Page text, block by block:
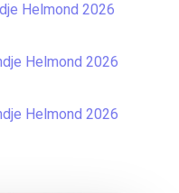
Helmond 2026
Helmond 2026
Helmond 2026